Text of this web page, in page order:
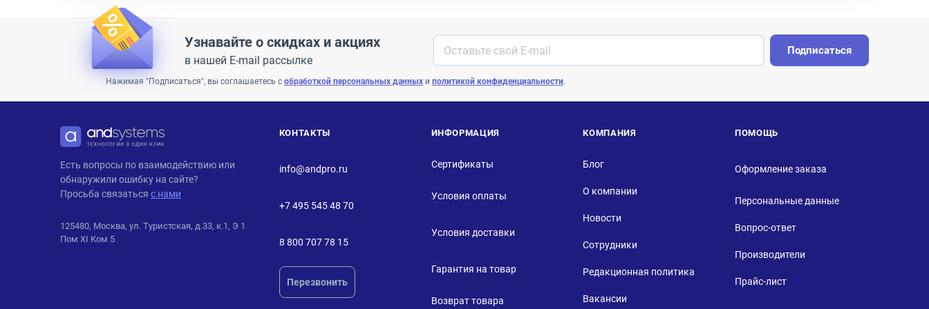
Узнавайте о скидках и акциях
в нашей E-mail рассылке
Подписаться
Нажимая "Подписаться", вы соглашаетесь с обработкой персональных данных и политикой конфиденциальности.
ANDPRO
Есть вопросы по взаимодействию или
обнаружили ошибку на сайте?
Просьба связаться с нами
125480, Москва, ул. Туристская, д.33, к.1, Э 1
Пом XI Ком 5
КОНТАКТЫ
info@andpro.ru
+7 495 545 48 70
8 800 707 78 15
Перезвонить
ИНФОРМАЦИЯ
Сертификаты
Условия оплаты
Условия доставки
Гарантия на товар
Возврат товара
КОМПАНИЯ
Блог
О компании
Новости
Сотрудники
Редакционная политика
Вакансии
ПОМОЩЬ
Оформление заказа
Персональные данные
Вопрос-ответ
Производители
Прайс-лист